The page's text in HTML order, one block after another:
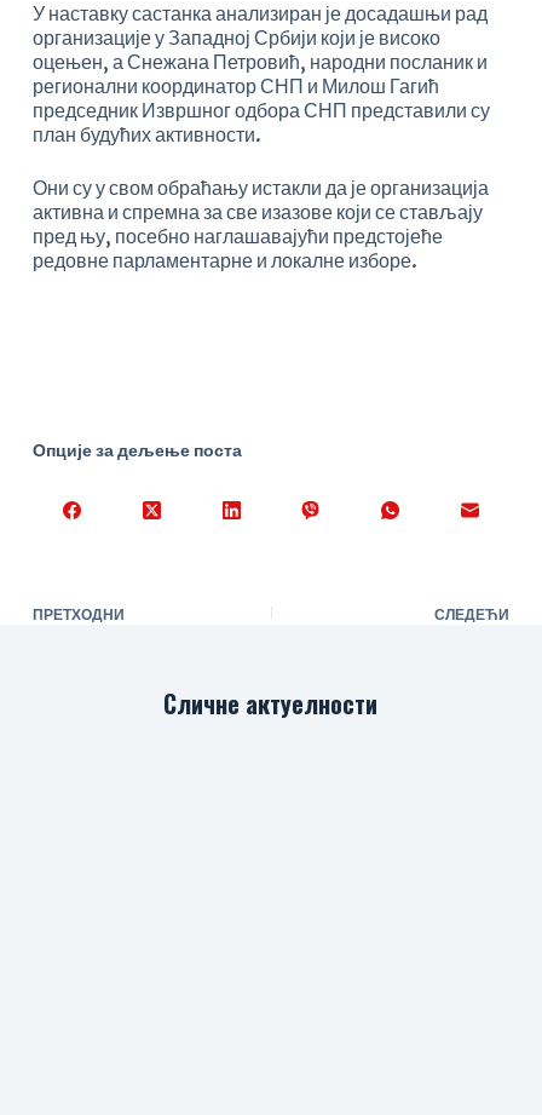
У наставку састанка анализиран је досадашњи рад
организације у Западној Србији који је високо
оцењен, а Снежана Петровић, народни посланик и
регионални координатор СНП и Милош Гагић
председник Извршног одбора СНП представили су
план будућих активности.
Они су у свом обраћању истакли да је организација
активна и спремна за све изазове који се стављају
пред њу, посебно наглашавајући предстојеће
редовне парламентарне и локалне изборе.
Опције за дељење поста
ПРЕТХОДНИ СЛЕДЕЋИ
Сличне актуелности